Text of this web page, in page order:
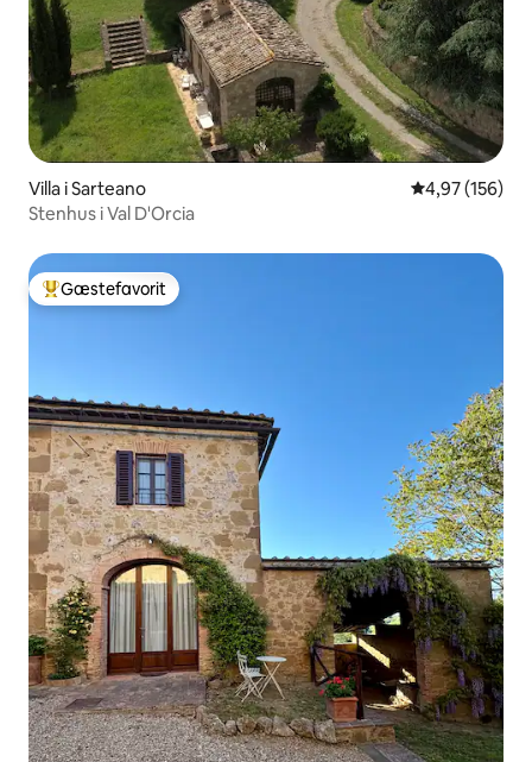
Villa i Sarteano 4,97 ud af 5 i
4,97 (156)
Stenhus i Val D'Orcia
Bedste gæstefavorit
Gæstefavorit